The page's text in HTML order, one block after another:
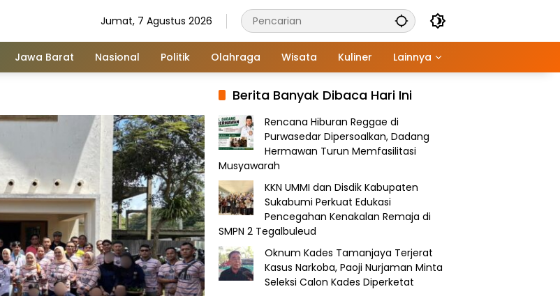
Jumat, 7 Agustus 2026
Jawa Barat Nasional Politik Olahraga Wisata Kuliner Lainnya
Berita Banyak Dibaca Hari Ini
Rencana Hiburan Reggae di
Purwasedar Dipersoalkan, Dadang
Hermawan Turun Memfasilitasi
Musyawarah
KKN UMMI dan Disdik Kabupaten
Sukabumi Perkuat Edukasi
Pencegahan Kenakalan Remaja di
SMPN 2 Tegalbuleud
Oknum Kades Tamanjaya Terjerat
Kasus Narkoba, Paoji Nurjaman Minta
Seleksi Calon Kades Diperketat